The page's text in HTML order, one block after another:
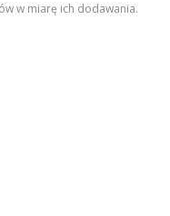
w miarę ich dodawania.